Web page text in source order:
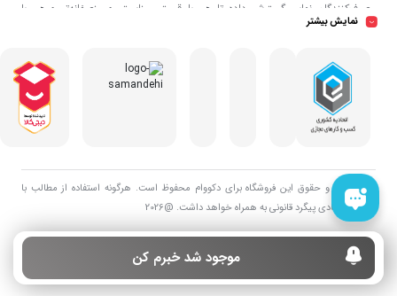
موجود شد خبرم کن
مصرف‌كنندگان نهايی گسترش داده تا هم با قيمتی مناسبتر و منصفانه‌تر و هم با
خدماتی گسترده‌تر و كيفی‌تر در خدمت هموطنان عزیز در اقصی نقاط ميهنمان باشد.
حضوری کالا از انبار تنها در صورت ثبت سفارش قبلی از طریق سایت و انتخاب زمان،
امکان پذیر می‌باشد.
نمایش بیشتر
تمامی حق و حقوق اين فروشگاه برای دکووام محفوظ است. هرگونه استفاده از مطالب با
هدف اقتصادی پیگرد قانونی به همراه خواهد داشت. @2026